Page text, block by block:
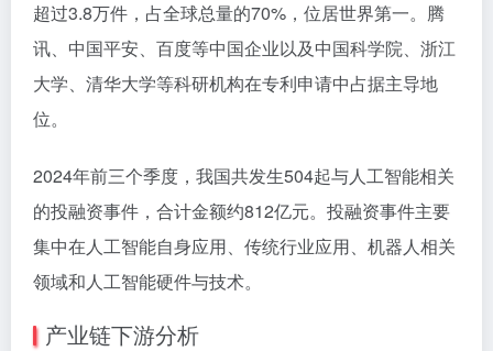
超过3.8万件，占全球总量的70%，位居世界第一。腾
讯、中国平安、百度等中国企业以及中国科学院、浙江
大学、清华大学等科研机构在专利申请中占据主导地
位。
2024年前三个季度，我国共发生504起与人工智能相关
的投融资事件，合计金额约812亿元。投融资事件主要
集中在人工智能自身应用、传统行业应用、机器人相关
领域和人工智能硬件与技术。
产业链下游分析